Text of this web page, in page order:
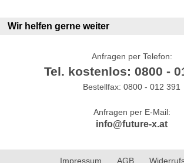
Wir helfen gerne weiter
Anfragen per Telefon:
Tel. kostenlos: 0800 -
Bestellfax: 0800 - 012 391
Anfragen per E-Mail:
info@future-x.at
Impressum AGB